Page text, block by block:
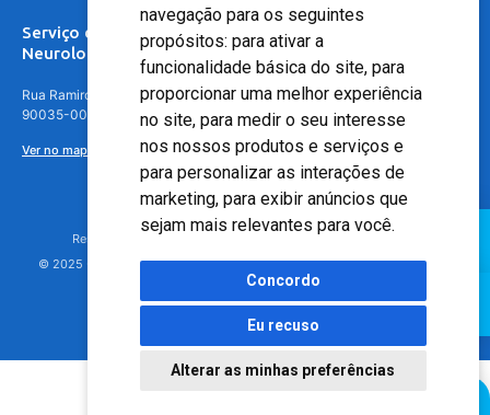
navegação para os seguintes
propósitos: para ativar a
funcionalidade básica do site, para
proporcionar uma melhor experiência
no site, para medir o seu interesse
nos nossos produtos e serviços e
para personalizar as interações de
marketing, para exibir anúncios que
sejam mais relevantes para você.
Concordo
Eu recuso
Alterar as minhas preferências
Serviço de
Neurologia
Rua Ramiro Barcelos, 630 – 5º andar – Floresta, Porto Alegre – RS,
90035-001
Ver no mapa
Responsável Técnico: Dr. Luiz Antonio Nasi - CREMERS 11217
© 2025 - Hospital Moinhos de Vento - Registro Empresa (CRM-RS): 425